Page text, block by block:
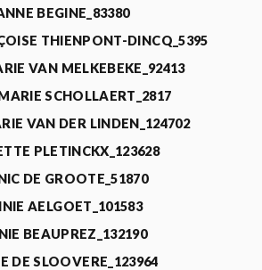
BEGINE_83380
THIENPONT-DINCQ_5395
VAN MELKEBEKE_92413
SCHOLLAERT_2817
VAN DER LINDEN_124702
PLETINCKX_123628
DE GROOTE_51870
AELGOET_101583
BEAUPREZ_132190
DE SLOOVERE_123964